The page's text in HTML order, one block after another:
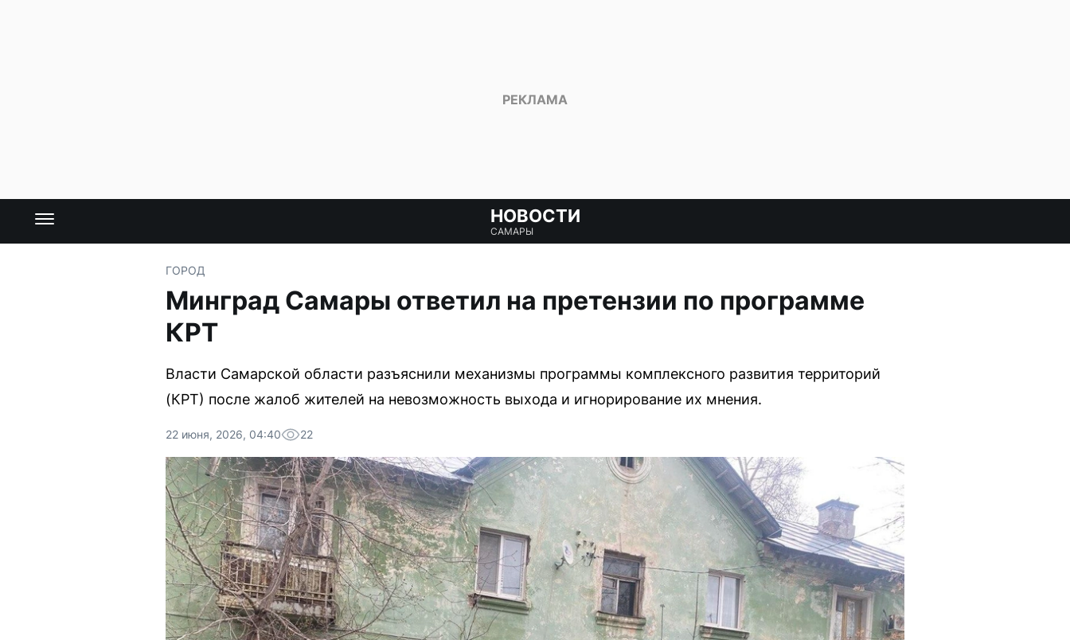
НОВОСТИ
САМАРЫ
ГОРОД
Минград Самары ответил на претензии по программе
КРТ
Власти Самарской области разъяснили механизмы программы комплексного развития территорий
(КРТ) после жалоб жителей на невозможность выхода и игнорирование их мнения.
22 июня, 2026, 04:40 22